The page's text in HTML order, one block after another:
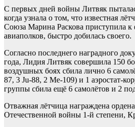
С первых дней войны Литвяк
когда узнала о том, что известная
Союза Марина Раскова приступила
авиаполков, быстро добилась своего.
Согласно последнего наградного
года, Лидия Литвяк совершила 150
воздушных боях сбила лично 6
87, 3 Ju-88, 2 Ме-109) и 1 аэростат-
группы сбила ещё 6 самолётов и 2
Отважная лётчица награждена
Отечественной войны 1-й степени,